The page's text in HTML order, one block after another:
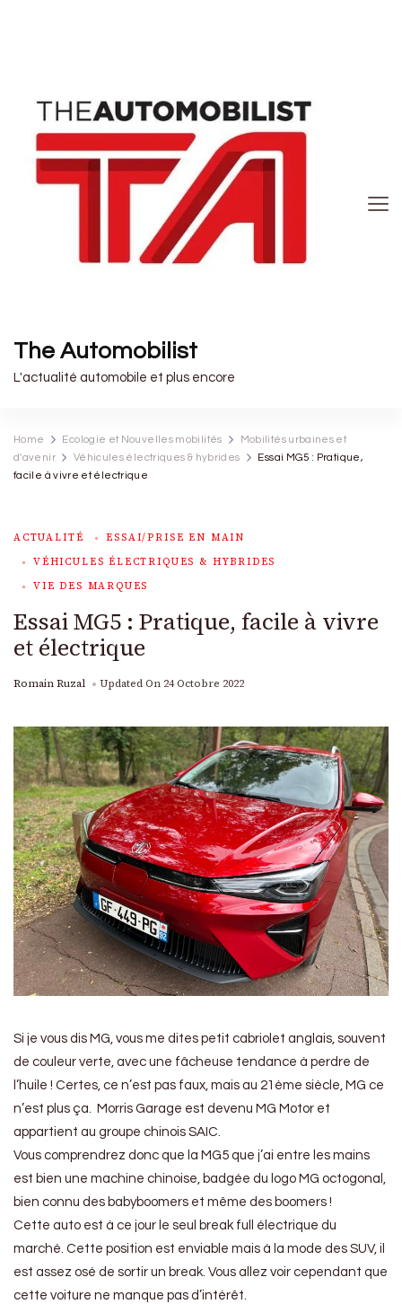
The Automobilist
L'actualité automobile et plus encore
Home Ecologie et Nouvelles mobilités
Mobilités urbaines et
d'avenir
Véhicules électriques & hybrides
Essai MG5 : Pratique,
facile à vivre et électrique
ACTUALITÉ
ESSAI/PRISE EN MAIN
VÉHICULES ÉLECTRIQUES & HYBRIDES
VIE DES MARQUES
Essai MG5 : Pratique, facile à vivre
et électrique
Romain Ruzal Updated On 24 Octobre 2022
Si je vous dis MG, vous me dites petit cabriolet anglais, souvent
de couleur verte, avec une fâcheuse tendance à perdre de
l’huile ! Certes, ce n’est pas faux, mais au 21ème siècle, MG ce
n’est plus ça. Morris Garage est devenu MG Motor et
appartient au groupe chinois SAIC.
Vous comprendrez donc que la MG5 que j’ai entre les mains
est bien une machine chinoise, badgée du logo MG octogonal,
bien connu des babyboomers et même des boomers !
Cette auto est à ce jour le seul break full électrique du
marché. Cette position est enviable mais à la mode des SUV, il
est assez osé de sortir un break. Vous allez voir cependant que
cette voiture ne manque pas d’intérêt.